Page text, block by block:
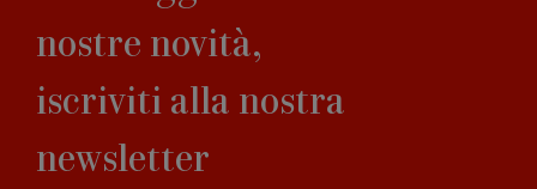
nostre novità,
iscriviti alla nostra
newsletter